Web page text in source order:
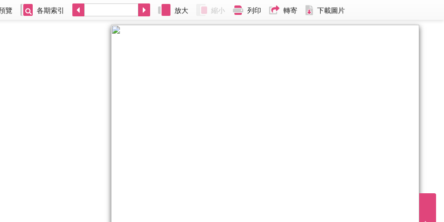
覽 各期索引 放大 縮小 列印 轉寄 下載圖片